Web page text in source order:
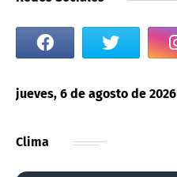
jueves, 6 de agosto de 2026
Clima